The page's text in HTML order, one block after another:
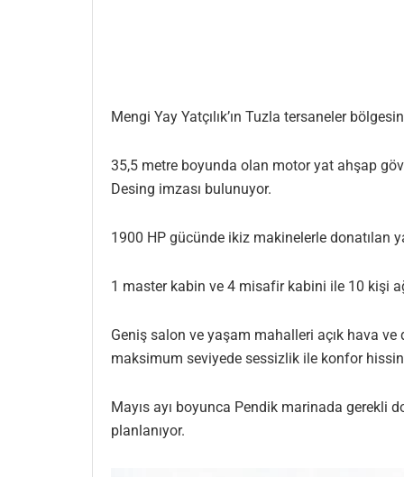
Mengi Yay Yatçılık’ın Tuzla tersaneler
35,5 metre boyunda olan motor yat ahşap
Desing imzası bulunuyor.
1900 HP gücünde ikiz makinelerle donatılan
1 master kabin ve 4 misafir kabini ile 10 kişi
Geniş salon ve yaşam mahalleri açık hava
maksimum seviyede sessizlik ile konfor hissini
Mayıs ayı boyunca Pendik marinada gerekli
planlanıyor.